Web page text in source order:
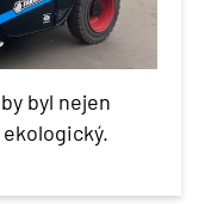
byl nejen